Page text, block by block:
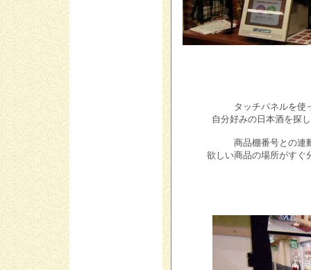
タッチパネルを使
自分好みの日本酒を探
商品棚番号との連
欲しい商品の場所がすぐ